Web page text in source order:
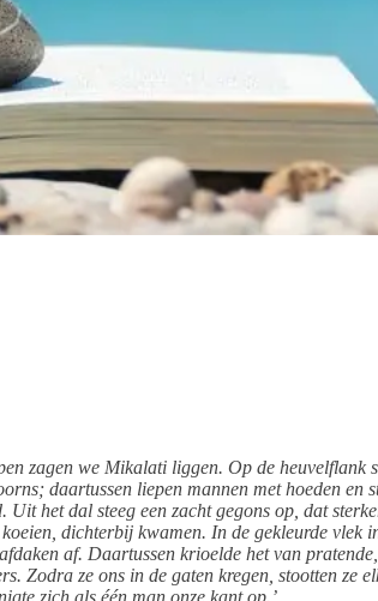
zagen we Mikalati liggen. Op de heuvelflank
daartussen liepen mannen met hoeden en
Uit het dal steeg een zacht gegons op, dat
dichterbij kwamen. In de gekleurde vlek
af. Daartussen krioelde het van
Zodra ze ons in de gaten kregen, stootten ze